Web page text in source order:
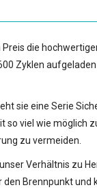
die
Zyklen
sie eine Serie
so viel wie möglich
zu vermeiden.
Verhältnis zu
Brennpunkt und